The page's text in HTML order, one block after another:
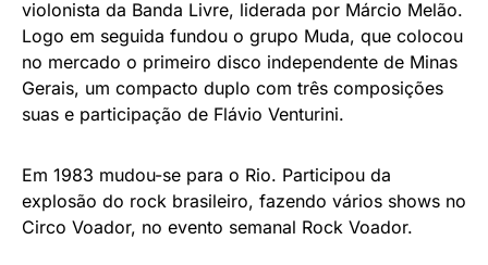
violonista da Banda Livre, liderada por Márcio Melão.
Logo em seguida fundou o grupo Muda, que colocou
no mercado o primeiro disco independente de Minas
Gerais, um compacto duplo com três composições
suas e participação de Flávio Venturini.
Em 1983 mudou-se para o Rio. Participou da
explosão do rock brasileiro, fazendo vários shows no
Circo Voador, no evento semanal Rock Voador.